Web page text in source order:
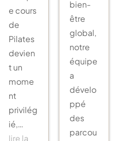
e cours
de
Pilates
devien
t un
mome
nt
privilég
ié,…
lire la
bien-
être
global,
notre
équipe
a
dévelo
ppé
des
parcou